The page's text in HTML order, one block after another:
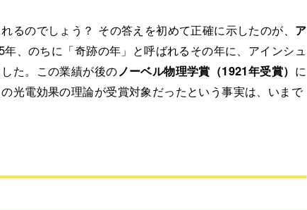
るのでしょう？ その答えを初めて正確に示したのが、 ア
年、のちに「奇跡の年」と呼ばれるその年に、アインシュ
た。この業績が後のノーベル物理学賞（1921年受賞） に
光電効果の理論が受賞対象だったという事実は、いまで